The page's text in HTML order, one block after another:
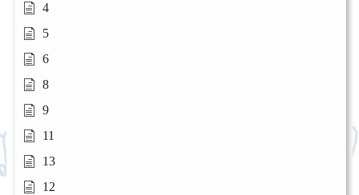
4
5
6
8
9
11
13
12